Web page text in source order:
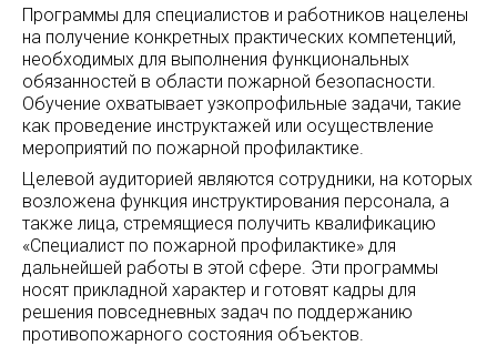
Программы для специалистов и работников нацелены
на получение конкретных практических компетенций,
необходимых для выполнения функциональных
обязанностей в области пожарной безопасности.
Обучение охватывает узкопрофильные задачи, такие
как проведение инструктажей или осуществление
мероприятий по пожарной профилактике.
Целевой аудиторией являются сотрудники, на которых
возложена функция инструктирования персонала, а
также лица, стремящиеся получить квалификацию
«Специалист по пожарной профилактике» для
дальнейшей работы в этой сфере. Эти программы
носят прикладной характер и готовят кадры для
решения повседневных задач по поддержанию
противопожарного состояния объектов.